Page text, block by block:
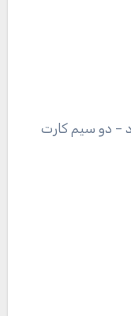
– دو سیم کارت